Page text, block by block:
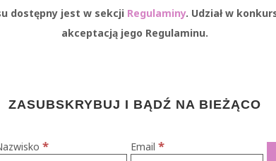
dostępny jest w sekcji Regulaminy. Udział w
akceptacją jego Regulaminu.
ZASUBSKRYBUJ I BĄDŹ NA BIEŻĄCO
* Email*